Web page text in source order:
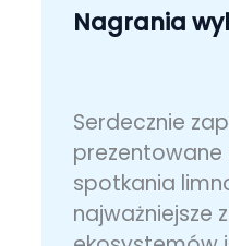
Nagrania
Serdecznie
prezentowane
spotkania
najważniejsze